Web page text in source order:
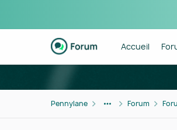
Passer au contenu
Accueil
Pennylane Forum